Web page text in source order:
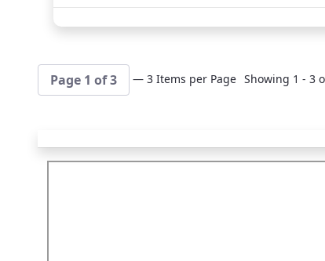
Page 1 of 3 — 3 Items per Page Showing 1 - 3